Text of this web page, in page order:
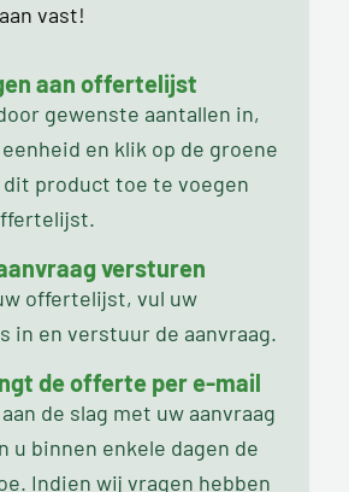
vast!
aan offertelijst
gewenste aantallen in,
en klik op de groene
dit product toe te voegen
versturen
offertelijst, vul uw
in en verstuur de aanvraag.
de offerte per e-mail
de slag met uw aanvraag
u binnen enkele dagen de
Indien wij vragen hebben